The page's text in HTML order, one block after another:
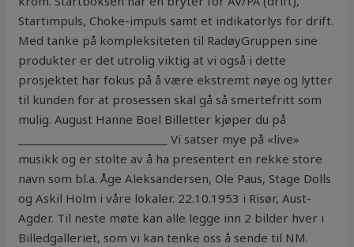
Startimpuls, Choke-impuls samt et indikatorlys for drift.
Med tanke på kompleksiteten til RadøyGruppen sine
produkter er det utrolig viktig at vi også i dette
prosjektet har fokus på å være ekstremt nøye og lytter
til kunden for at prosessen skal gå så smertefritt som
mulig. August Hanne Boel Billetter kjøper du på
___________________________ Vi satser mye på «live»
musikk og er stolte av å ha presentert en rekke store
navn som bl.a. Åge Aleksandersen, Ole Paus, Stage Dolls
og Askil Holm i våre lokaler. 22.10.1953 i Risør, Aust-
Agder. Til neste møte kan alle legge inn 2 bilder hver i
Billedgalleriet, som vi kan tenke oss å sende til NM.